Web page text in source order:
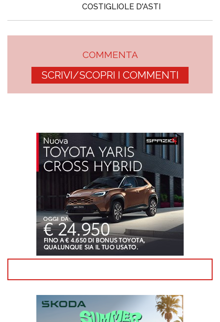
COSTIGLIOLE D'ASTI
COMMENTA
SCRIVI/SCOPRI I COMMENTI